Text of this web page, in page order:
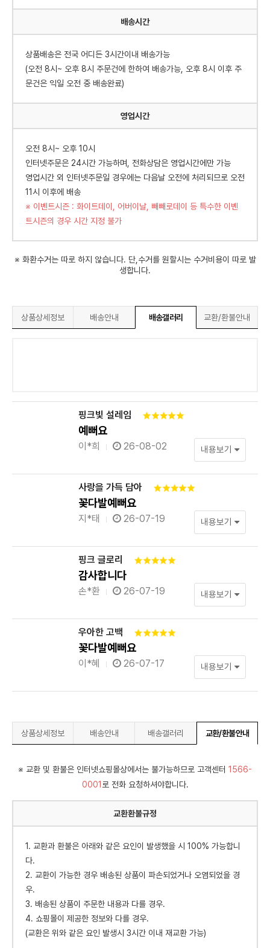
배송시간
상품배송은 전국 어디든 3시간이내 배송가능
(오전 8시~ 오후 8시 주문건에 한하여 배송가능, 오후 8시 이후 주
문건은 익일 오전 중 배송완료)
영업시간
오전 8시~ 오후 10시
인터넷주문은 24시간 가능하며, 전화상담은 영업시간에만 가능
영업시간 외 인터넷주문일 경우에는 다음날 오전에 처리되므로 오전
11시 이후에 배송
※ 이벤트시즌 : 화이트데이, 어버이날, 빼빼로데이 등 특수한 이벤
트시즌의 경우 시간 지정 불가
※ 화환수거는 따로 하지 않습니다. 단,수거를 원할시는 수거비용이 따로 발
생합니다.
상품상세정보 배송안내 배송갤러리 교환/환불안내
핑크빛 설레임
예뻐요
이*희 26-08-02 내용보기
사랑을 가득 담아
꽃다발예뻐요
지*태 26-07-19 내용보기
핑크 글로리
감사합니다
손*환 26-07-19 내용보기
우아한 고백
꽃다발예뻐요
이*혜 26-07-17 내용보기
상품상세정보 배송안내 배송갤러리 교환/환불안내
※ 교환 및 환불은 인터넷쇼핑몰상에서는 불가능하므로 고객센터 1566-
0001 로 전화 요청하셔야합니다.
교환환불규정
1. 교환과 환불은 아래와 같은 요인이 발생했을 시 100% 가능합니
다.
2. 교환이 가능한 경우 배송된 상품이 파손되었거나 오염되었을 경
우.
3. 배송된 상품이 주문한 내용과 다를 경우.
4. 쇼핑몰이 제공한 정보와 다를 경우.
(교환은 위와 같은 요인 발생시 3시간 이내 재교환 가능)